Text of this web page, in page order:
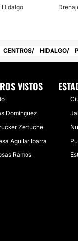
videoconsulta:
o facilidades de pago:
Hidalgo
CENTROS HIDALGO
VISTOS
Domínguez
Zertuche
Aguilar Ibarra
Ramos